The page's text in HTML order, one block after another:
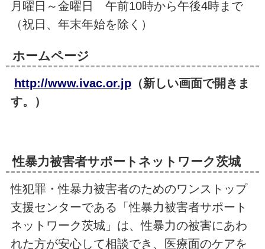
月曜日～金曜日 午前10時から午後4時まで
（祝日、年末年始を除く）
ホームページ
http://www.ivac.or.jp（新しい画面で開きま
す。）
性暴力被害者サポートネットワーク茨城
性犯罪・性暴力被害者のためのワンストップ
支援センターである「性暴力被害者サポート
ネットワーク茨城」は、性暴力の被害にあわ
れた方が安心して相談でき、医療面のケアを